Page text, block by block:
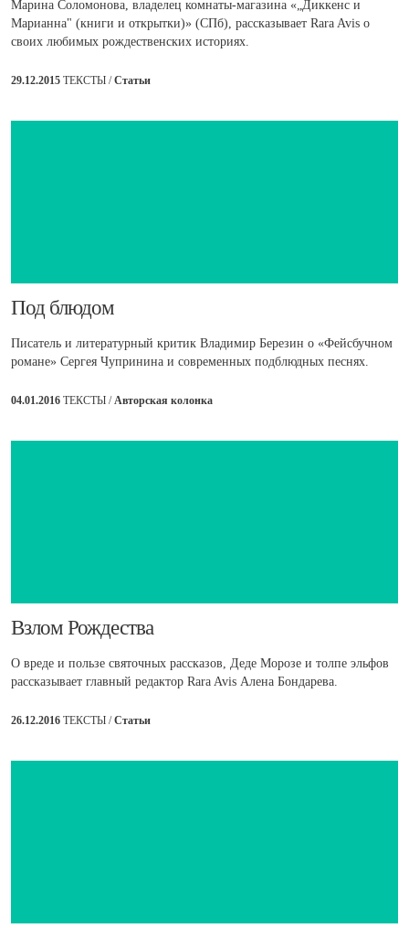
Марина Соломонова, владелец комнаты-магазина «„Диккенс и
Марианна" (книги и открытки)» (СПб), рассказывает Rara Avis о
своих любимых рождественских историях.
29.12.2015 ТЕКСТЫ /Статьи
​Под блюдом
Писатель и литературный критик Владимир Березин о «Фейсбучном
романе» Сергея Чупринина и современных подблюдных песнях.
04.01.2016 ТЕКСТЫ / Авторская колонка
​Взлом Рождества
О вреде и пользе святочных рассказов, Деде Морозе и толпе эльфов
рассказывает главный редактор Rara Avis Алена Бондарева.
26.12.2016 ТЕКСТЫ /Статьи